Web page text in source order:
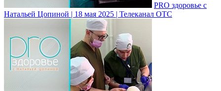
PRO здоровье с
Натальей Цопиной | 18 мая 2025 | Телеканал ОТС